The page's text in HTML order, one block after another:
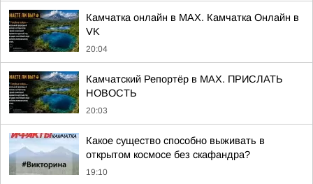
Камчатка онлайн в MAX. Камчатка Онлайн в
VK
20:04
Камчатский Репортёр в MAX. ПРИСЛАТЬ
НОВОСТЬ
20:03
Какое существо способно выживать в
открытом космосе без скафандра?
19:10